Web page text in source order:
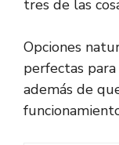
tres de las
Opciones
perfectas
además de